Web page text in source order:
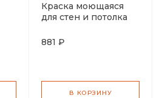
Краска моющаяся
для стен и потолка
7 матовая база C 0,9л
881 ₽
В КОРЗИНУ